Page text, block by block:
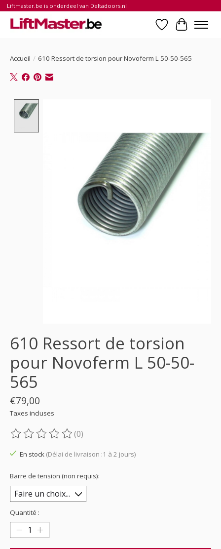
Liftmaster.be is onderdeel van Deltadoors.nl
Liste dePanier
Accueil / 610 Ressort de torsion pour Novoferm L 50-50-565
610 Ressort de torsion
pour Novoferm L 50-50-
565
€79,00
Taxes incluses
Ce produit est évalué à
(0)
En stock (Délai de livraison :1 à 2 jours)
Barre de tension (non requis):
Quantité :